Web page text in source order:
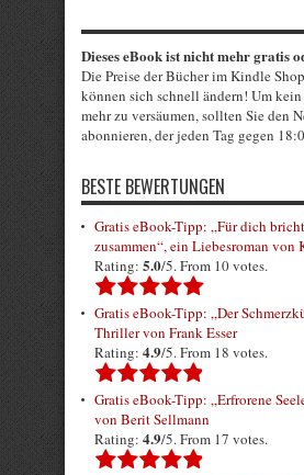
Dieses eBook ist nicht mehr gratis
Die Preise der Bücher im Kindle
können sich schnell ändern! Um kein
mehr zu versäumen, sollten Sie den
abonnieren, der jeden Tag gegen
BESTE BEWERTUNGEN
Gratis eBook-Tipp: „Für dich
zusammen“, ein Liebesroman von
Rating: 5.0/5. From 10 votes.
Gratis eBook-Tipp: „Der
Thriller von Frank Esser
Rating: 4.9/5. From 18 votes.
Gratis eBook-Tipp: „Erfrorene
von Berit Sellmann
Rating: 4.9/5. From 17 votes.